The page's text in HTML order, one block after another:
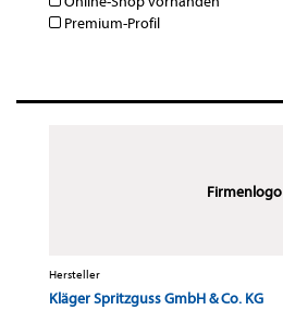
Premium-Profil
Firmenlogo
Hersteller
Kläger Spritzguss GmbH & Co. KG